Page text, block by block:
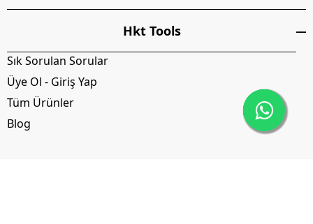
Hkt Tools
Sık Sorulan Sorular
Üye Ol - Giriş Yap
Tüm Ürünler
Blog